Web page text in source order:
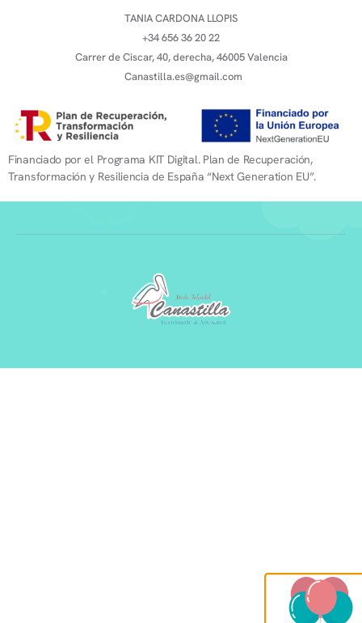
TANIA CARDONA LLOPIS
+34 656 36 20 22
Carrer de Ciscar, 40, derecha, 46005 Valencia
Canastilla.es@gmail.com
Financiado por el Programa KIT Digital. Plan de Recuperación,
Transformación y Resiliencia de España “Next Generation EU”.